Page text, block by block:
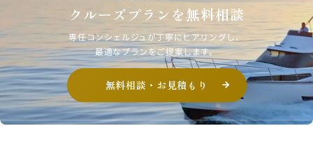
クルーズプランを無料相談
専任コンシェルジュが丁寧にヒアリングし、
最適なプランをご提案します。
無料相談・お見積もり